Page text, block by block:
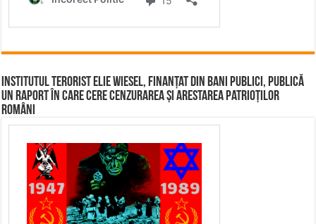
Institutul terorist Elie Wiesel, finanțat din bani publici, publică
un raport în care cere cenzurarea și arestarea patrioților
români